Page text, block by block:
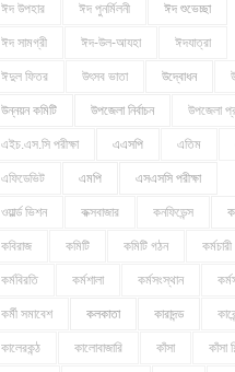
ঈদ উপহার ঈদ পুনর্মিলনী ঈদ শুভেচ্ছা
ঈদ সামগ্রী ঈদ-উল-আযহা ঈদযাত্রা
ঈদুল ফিতর উৎসব ভাতা উদ্বোধন
উন্নয়ন কমিটি উপজেলা নির্বাচন উপজেলা
এইচ.এস.সি পরীক্ষা এএসপি এতিম
এফিডেভিট এমপি এসএসসি পরীক্ষা
ওয়ার্ল্ড ভিশন কক্সবাজার কনফিডেন্স
কবিরাজ কমিটি কমিটি গঠন কর্মচারী
কর্মবিরতি কর্মশালা কর্মসংস্থান
কর্মী সমাবেশ কলকাতা কারাদন্ড
কালেরকন্ঠ কালোবাজারি কাঁসা কাঁসা